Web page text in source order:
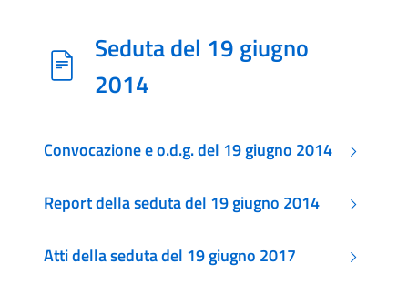
Seduta del 19 giugno
2014
Convocazione e o.d.g. del 19 giugno 2014
Report della seduta del 19 giugno 2014
Atti della seduta del 19 giugno 2017